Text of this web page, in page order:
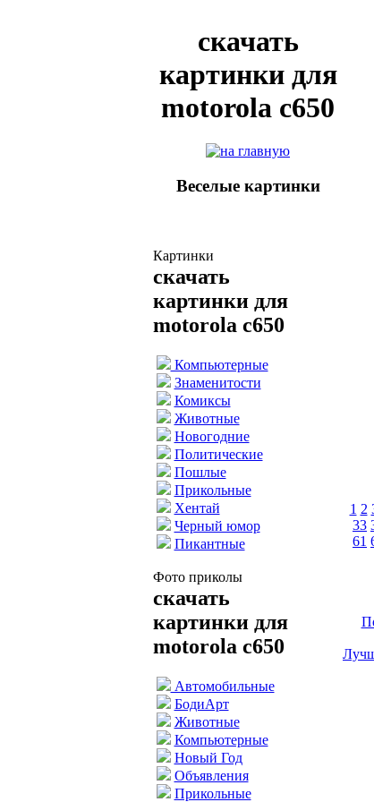
скачать
картинки для
motorola c650
Веселые картинки
Картинки
скачать
картинки для
motorola c650
Компьютерные
Знаменитости
Комиксы
Животные
Новогодние
Политические
Пошлые
Прикольные
Хентай
Черный юмор
Пикантные
Фото приколы
скачать
картинки для
motorola c650
Автомобильные
БодиАрт
Животные
Компьютерные
Новый Год
Объявления
Прикольные
1 2
33
61